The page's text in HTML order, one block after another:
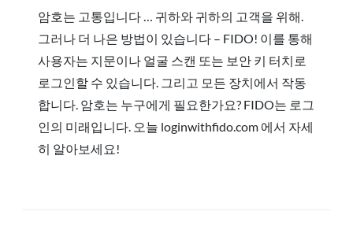
암호는 고통입니다 … 귀하와 귀하의 고객을 위해.
그러나 더 나은 방법이 있습니다 – FIDO! 이를 통해
사용자는 지문이나 얼굴 스캔 또는 보안 키 터치로
로그인할 수 있습니다. 그리고 모든 장치에서 작동
합니다. 암호는 누구에게 필요한가요? FIDO는 로그
인의 미래입니다. 오늘 loginwithfido.com 에서 자세
히 알아보세요!